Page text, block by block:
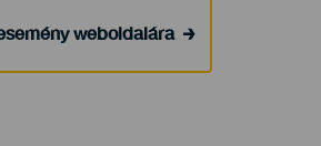
weboldalára